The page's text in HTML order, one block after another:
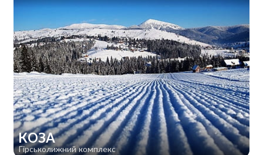
КОЗА
Гірськолижний комплекс